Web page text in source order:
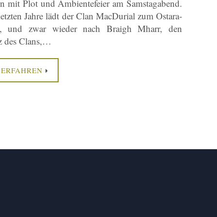
mit Plot und Ambientefeier am Samstagabend.
Jahre lädt der Clan MacDurial zum Ostara-
und zwar wieder nach Braigh Mharr, den
des Clans,…